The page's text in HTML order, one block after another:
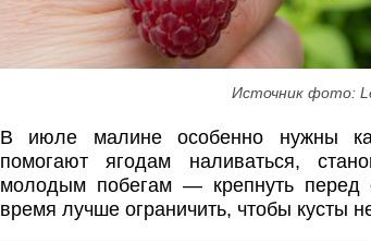
Источник фото:
В июле малине особенно нужны
помогают ягодам наливаться,
молодым побегам — крепнуть
время лучше ограничить, чтобы кусты